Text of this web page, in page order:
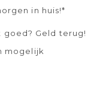
in huis!*
goed? Geld terug!
mogelijk